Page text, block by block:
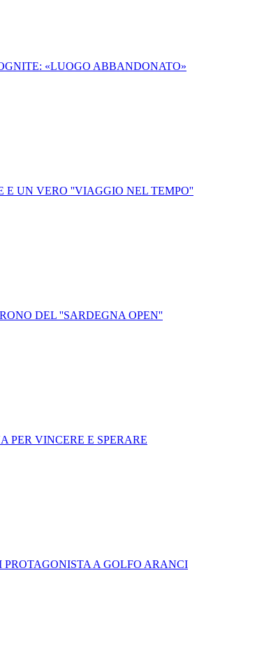
«LUOGO ABBANDONATO»
E UN VERO ''VIAGGIO NEL TEMPO''
DEL ''SARDEGNA OPEN''
VINCERE E SPERARE
A GOLFO ARANCI